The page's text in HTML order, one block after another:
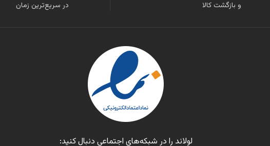
و بازگشت کالا در سریع‌ترین زمان
لولاند را در شبکه‌های اجتماعی دنبال کنید: